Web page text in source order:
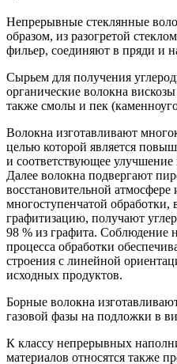
Непрерывные стеклянные
образом, из разогретой
фильер, соединяют в пряди и
Сырьем для получения
органические волокна
также смолы и пек
Волокна изготавливают
целью которой является
и соответствующее
Далее волокна подвергают
восстановительной атмосфере
многоступенчатой
графитизацию, получают
98 % из графита. Соблюдение
процесса обработки
строения с линейной
исходных продуктов.
Борные волокна
газовой фазы на подложки в
К классу непрерывных
материалов относятся также